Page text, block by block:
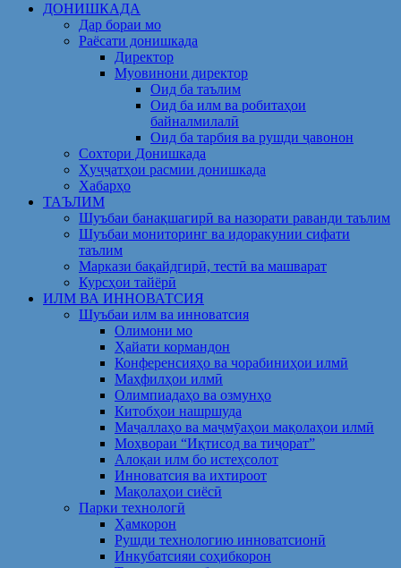
ДОНИШКАДА
Дар бораи мо
Раёсати донишкада
Директор
Муовинони директор
Оид ба таълим
Оид ба илм ва робитаҳои
байналмилалӣ
Оид ба тарбия ва рушди ҷавонон
Сохтори Донишкада
Ҳуҷҷатҳои расмии донишкада
Хабарҳо
ТАЪЛИМ
Шуъбаи банақшагирӣ ва назорати раванди таълим
Шуъбаи мониторинг ва идоракунии сифати
таълим
Маркази бақайдгирӣ, тестӣ ва машварат
Курсҳои тайёрӣ
ИЛМ ВА ИННОВАТСИЯ
Шуъбаи илм ва инноватсия
Олимони мо
Ҳайати кормандон
Конференсияҳо ва чорабиниҳои илмӣ
Маҳфилҳои илмӣ
Олимпиадаҳо ва озмунҳо
Китобҳои нашршуда
Маҷаллаҳо ва маҷмӯаҳои мақолаҳои илмӣ
Моҳвораи “Иқтисод ва тиҷорат”
Алоқаи илм бо истеҳсолот
Инноватсия ва ихтироот
Мақолаҳои сиёсӣ
Парки технологӣ
Ҳамкорон
Рушди технологию инноватсионӣ
Инкубатсияи соҳибкорон